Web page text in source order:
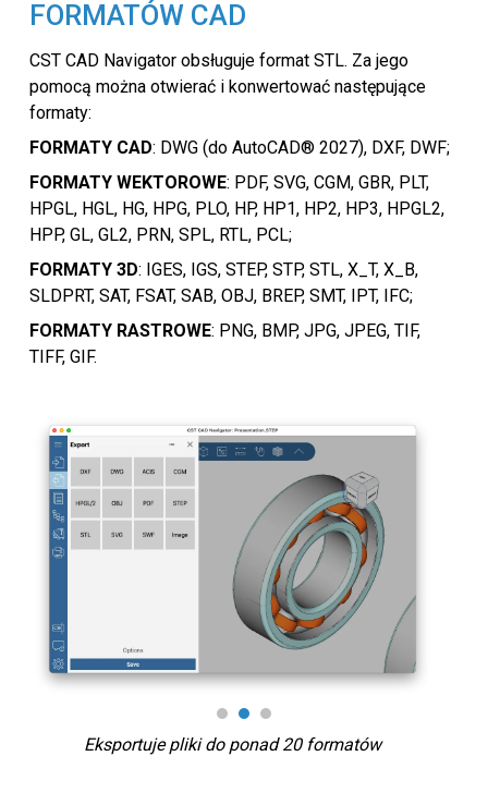
FORMATÓW CAD
CST CAD Navigator obsługuje format STL. Za jego
pomocą można otwierać i konwertować następujące
formaty:
FORMATY CAD: DWG (do AutoCAD® 2027), DXF, DWF;
FORMATY WEKTOROWE: PDF, SVG, CGM, GBR, PLT,
HPGL, HGL, HG, HPG, PLO, HP, HP1, HP2, HP3, HPGL2,
HPP, GL, GL2, PRN, SPL, RTL, PCL;
FORMATY 3D: IGES, IGS, STEP, STP, STL, X_T, X_B,
SLDPRT, SAT, FSAT, SAB, OBJ, BREP, SMT, IPT, IFC;
FORMATY RASTROWE: PNG, BMP, JPG, JPEG, TIF,
TIFF, GIF.
Eksportuje pliki do ponad 20 formatów